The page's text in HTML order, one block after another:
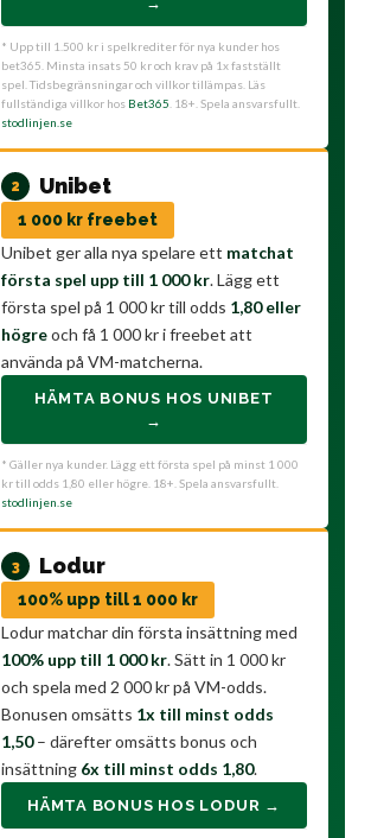
* Upp till 1.500 kr i spelkrediter för nya kunder hos
bet365. Minsta insats 50 kr och krav på 1x fastställt
spel. Tidsbegränsningar och villkor tillämpas. Läs
fullständiga villkor hos Bet365 . 18+. Spela ansvarsfullt.
stodlinjen.se
2 Unibet
1 000 kr freebet
Unibet ger alla nya spelare ett matchat
första spel upp till 1 000 kr. Lägg ett
första spel på 1 000 kr till odds 1,80 eller
högreoch få 1 000 kr i freebet att
använda på VM-matcherna.
HÄMTA BONUS HOS UNIBET
→
* Gäller nya kunder. Lägg ett första spel på minst 1 000
kr till odds 1,80 eller högre. 18+. Spela ansvarsfullt.
stodlinjen.se
3 Lodur
100% upp till 1 000 kr
Lodur matchar din första insättning med
100% upp till 1 000 kr. Sätt in 1 000 kr
och spela med 2 000 kr på VM-odds.
Bonusen omsätts 1x till minst odds
1,50– därefter omsätts bonus och
insättning 6x till minst odds 1,80.
HÄMTA BONUS HOS LODUR →